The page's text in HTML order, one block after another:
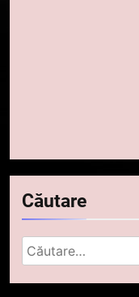
Căutare
Caută
după: